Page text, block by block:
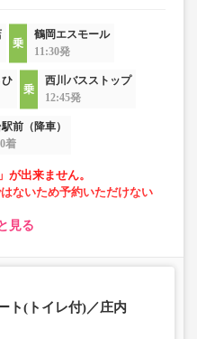
鶴岡エスモール
11:30発
西川バスストップ
12:45発
前（降車）
着
が出来ません。
ないため予約いただけない
見る
ト(トイレ付)／庄内